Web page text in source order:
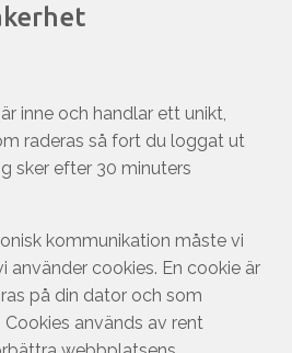
inne och handlar ett unikt,
raderas så fort du loggat ut
sker efter 30 minuters
kommunikation måste vi
använder cookies. En cookie är
på din dator och som
används av rent